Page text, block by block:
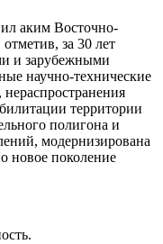
аким Восточно-
за 30 лет
и зарубежными
научно-технические
территории
полигона и
модернизирована
новое поколение